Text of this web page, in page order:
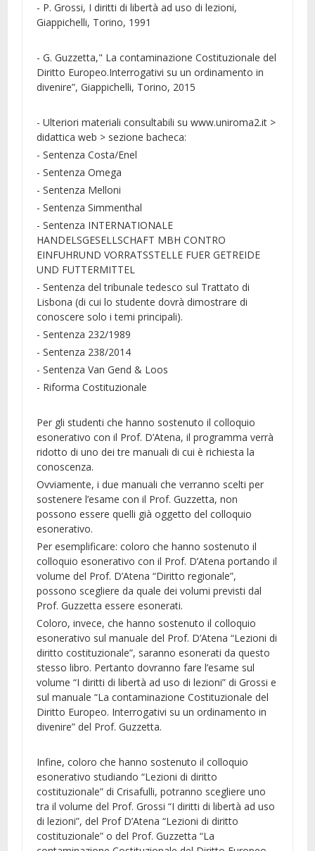
- P. Grossi, I diritti di libertà ad uso di lezioni,
Giappichelli, Torino, 1991
- G. Guzzetta," La contaminazione Costituzionale del
Diritto Europeo.Interrogativi su un ordinamento in
divenire”, Giappichelli, Torino, 2015
- Ulteriori materiali consultabili su www.uniroma2.it >
didattica web > sezione bacheca:
- Sentenza Costa/Enel
- Sentenza Omega
- Sentenza Melloni
- Sentenza Simmenthal
- Sentenza INTERNATIONALE
HANDELSGESELLSCHAFT MBH CONTRO
EINFUHRUND VORRATSSTELLE FUER GETREIDE
UND FUTTERMITTEL
- Sentenza del tribunale tedesco sul Trattato di
Lisbona (di cui lo studente dovrà dimostrare di
conoscere solo i temi principali).
- Sentenza 232/1989
- Sentenza 238/2014
- Sentenza Van Gend & Loos
- Riforma Costituzionale
Per gli studenti che hanno sostenuto il colloquio
esonerativo con il Prof. D’Atena, il programma verrà
ridotto di uno dei tre manuali di cui è richiesta la
conoscenza.
Ovviamente, i due manuali che verranno scelti per
sostenere l’esame con il Prof. Guzzetta, non
possono essere quelli già oggetto del colloquio
esonerativo.
Per esemplificare: coloro che hanno sostenuto il
colloquio esonerativo con il Prof. D’Atena portando il
volume del Prof. D’Atena “Diritto regionale”,
possono scegliere da quale dei volumi previsti dal
Prof. Guzzetta essere esonerati.
Coloro, invece, che hanno sostenuto il colloquio
esonerativo sul manuale del Prof. D’Atena “Lezioni di
diritto costituzionale”, saranno esonerati da questo
stesso libro. Pertanto dovranno fare l’esame sul
volume “I diritti di libertà ad uso di lezioni” di Grossi e
sul manuale “La contaminazione Costituzionale del
Diritto Europeo. Interrogativi su un ordinamento in
divenire” del Prof. Guzzetta.
Infine, coloro che hanno sostenuto il colloquio
esonerativo studiando “Lezioni di diritto
costituzionale” di Crisafulli, potranno scegliere uno
tra il volume del Prof. Grossi “I diritti di libertà ad uso
di lezioni”, del Prof D’Atena “Lezioni di diritto
costituzionale” o del Prof. Guzzetta “La